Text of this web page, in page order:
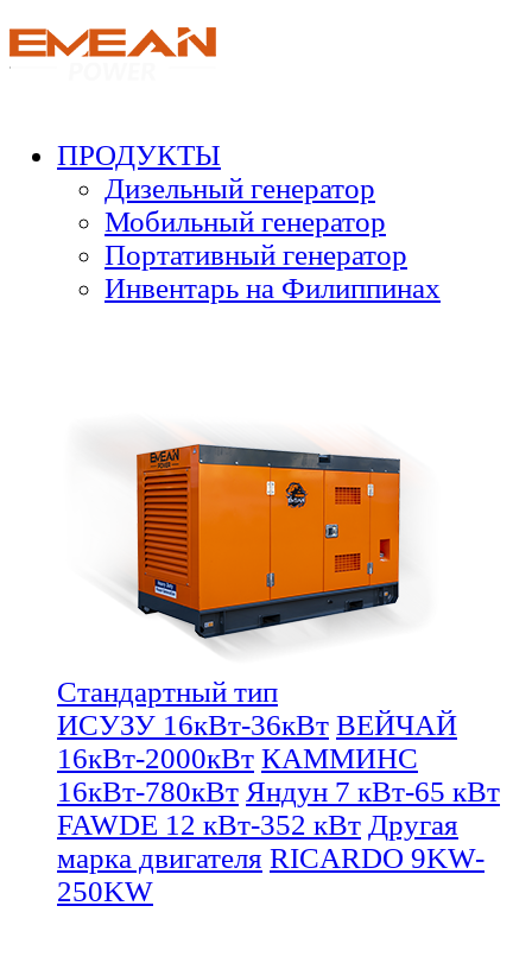
ПРОДУКТЫ
Дизельный генератор
Мобильный генератор
Портативный генератор
Инвентарь на Филиппинах
Стандартный тип
ИСУЗУ 16кВт-36кВт ВЕЙЧАЙ
16кВт-2000кВт КАММИНС
16кВт-780кВт Яндун 7 кВт-65 кВт
FAWDE 12 кВт-352 кВт Другая
марка двигателя RICARDO 9KW-
250KW